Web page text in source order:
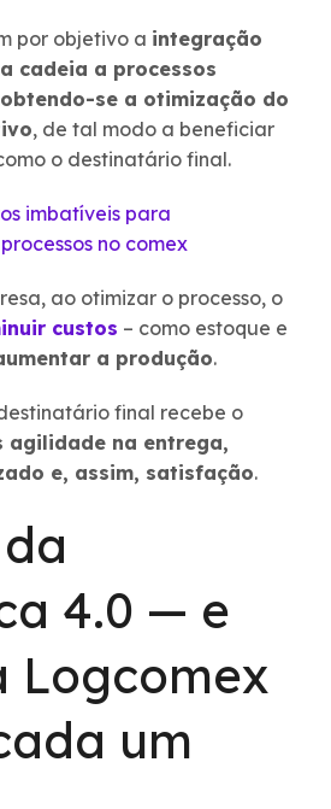
por objetivo a integração
cadeia a processos
se a otimização do
, de tal modo a beneficiar
o destinatário final.
imbatíveis para
no comex
ao otimizar o processo, o
custos – como estoque e
a produção.
final recebe o
agilidade na entrega,
e, assim, satisfação.
4.0 — e
Logcomex
um